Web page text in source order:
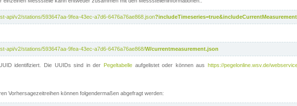
api/v2/stations/593647aa-9fea-43ec-a7d6-6476a76ae868.json
api/v2/stations/593647aa-9fea-43ec-a7d6-6476a76ae868/W/currentmeasurement.json
identifiziert. Die UUIDs sind in der Pegeltabelleaufgelistet oder können aushttps://pegelonline.wsv.de/
Vorhersagezeitreihen können folgendermaßen abgefragt werden: